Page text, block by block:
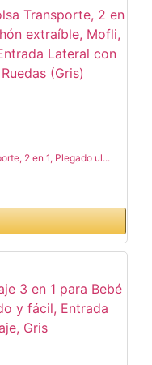
2 en 1, Plegado ul...